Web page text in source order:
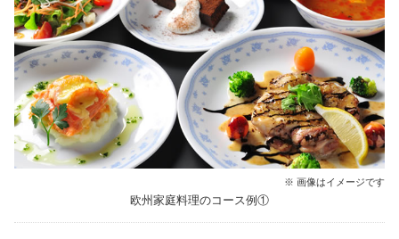
※ 画像はイメージです
欧州家庭料理のコース例①